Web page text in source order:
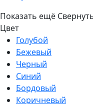
Показать ещё
Цвет
Голубой
Бежевый
Черный
Синий
Бордовый
Коричневый